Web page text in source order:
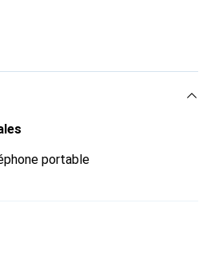
indispensable pour votre
la marque Noreve est un choix
portable